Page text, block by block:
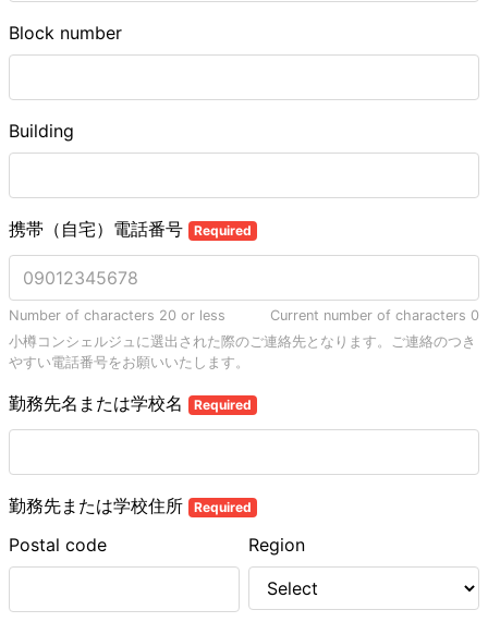
Block number
Building
携帯（自宅）電話番号 Required
Number of characters 20 or less Current number of characters 0
小樽コンシェルジュに選出された際のご連絡先となります。ご連絡のつき
やすい電話番号をお願いいたします。
勤務先名または学校名 Required
勤務先または学校住所 Required
Postal code Region